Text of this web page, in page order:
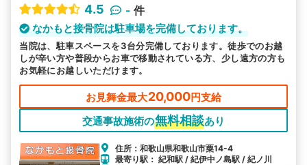
4.5
- 件
なかもと接骨院は駐車場を完備しております。
当院は、駐車スペースを3台分完備しております。徒歩でのお越
しが辛い方や普段からお車で移動されている方、少し遠方の方も
お気軽にお越しいただけます。
お見舞金最大20,000円支給
交通事故施術の無料相談あり
住所：和歌山県和歌山市粟14-4
最寄り駅： 紀和駅 / 紀伊中ノ島駅 / 紀ノ川